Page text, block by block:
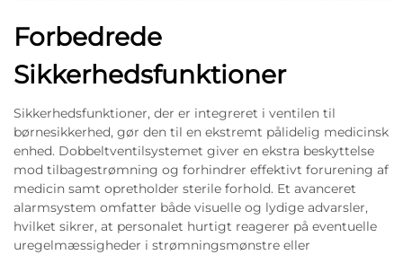
Forbedrede
Sikkerhedsfunktioner
Sikkerhedsfunktioner, der er integreret i ventilen til
børnesikkerhed, gør den til en ekstremt pålidelig medicinsk
enhed. Dobbeltventilsystemet giver en ekstra beskyttelse
mod tilbagestrømning og forhindrer effektivt forurening af
medicin samt opretholder sterile forhold. Et avanceret
alarmsystem omfatter både visuelle og lydige advarsler,
hvilket sikrer, at personalet hurtigt reagerer på eventuelle
uregelmæssigheder i strømningsmønstre eller